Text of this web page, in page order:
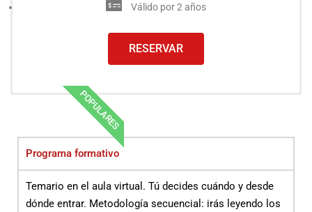
Válido por 2 años
RESERVAR
POPULARES
Programa formativo
Temario en el aula virtual. Tú decides cuándo y desde
dónde entrar. Metodología secuencial: irás leyendo los